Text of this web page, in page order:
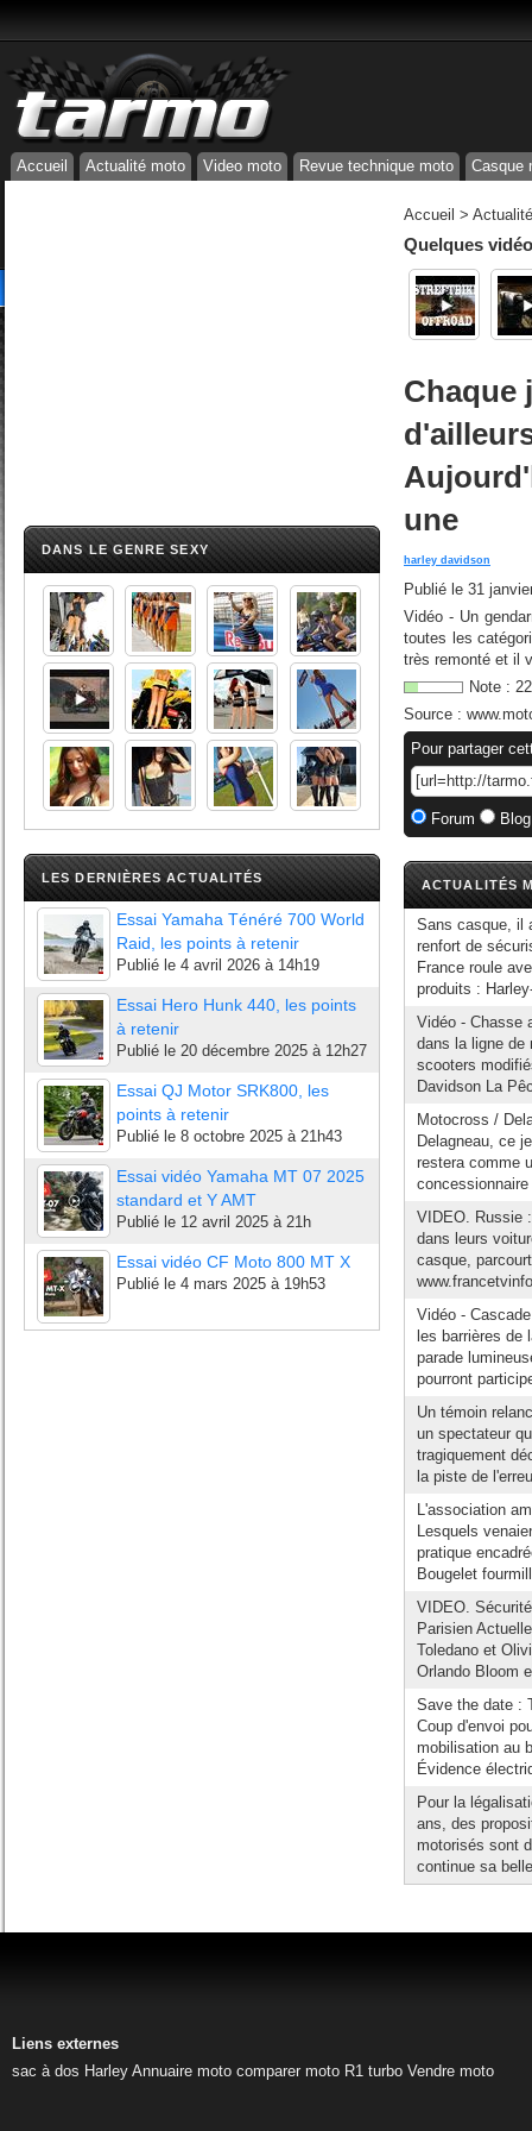
Accueil Actualité moto Video moto Revue technique moto Casque
DANS LE GENRE SEXY
LES DERNIÈRES ACTUALITÉS
Essai Yamaha Ténéré 700 World
Raid, les points à retenir
Publié le 4 avril 2026 à 14h19
Essai Hero Hunk 440, les points
à retenir
Publié le 20 décembre 2025 à 12h27
Essai QJ Motor SRK800, les
points à retenir
Publié le 8 octobre 2025 à 21h43
Essai vidéo Yamaha MT 07 2025
standard et Y AMT
Publié le 12 avril 2025 à 21h
Essai vidéo CF Moto 800 MT X
Publié le 4 mars 2025 à 19h53
Accueil >
Quelques
Chaque
une
harley davidson
Publié le 31
Vidéo - Un
toutes les
très remonté et il
Note : 22
Source :
Pour partager
Forum
ACTUALITÉS
Sans casque, il
renfort de
France roule
produits :
Vidéo - Chasse
dans la ligne de
scooters
Davidson La
Motocross /
Delagneau, ce
restera comme
VIDEO. Russie
dans leurs
casque,
Vidéo -
les barrières
parade
pourront
Un témoin
un spectateur
tragiquement
la piste de
L'association
Lesquels
pratique
Bougelet
VIDEO.
Parisien
Toledano et
Orlando Bloom
Save the date :
Coup d'envoi
mobilisation au
Évidence
Pour la
ans, des
motorisés sont
continue sa
Liens externes
sac à dos Harley Annuaire moto comparer moto R1 turbo Vendre moto